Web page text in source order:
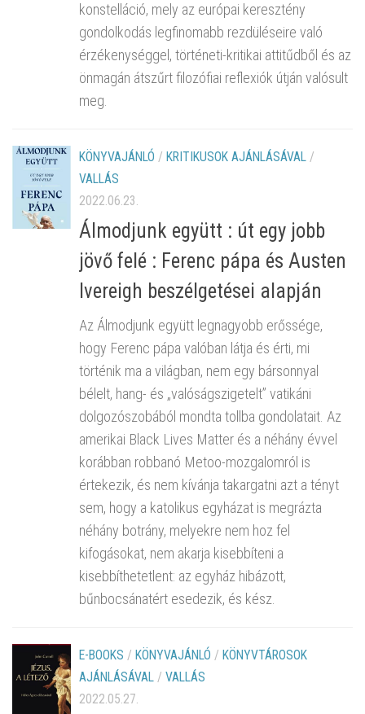
konstelláció, mely az európai keresztény
gondolkodás legfinomabb rezdüléseire való
érzékenységgel, történeti-kritikai attitűdből és az
önmagán átszűrt filozófiai reflexiók útján valósult
meg.
KÖNYVAJÁNLÓ / KRITIKUSOK AJÁNLÁSÁVAL /
VALLÁS
2022.06.23.
Álmodjunk együtt : út egy jobb
jövő felé : Ferenc pápa és Austen
Ivereigh beszélgetései alapján
Az Álmodjunk együtt legnagyobb erőssége,
hogy Ferenc pápa valóban látja és érti, mi
történik ma a világban, nem egy bársonnyal
bélelt, hang- és „valóságszigetelt” vatikáni
dolgozószobából mondta tollba gondolatait. Az
amerikai Black Lives Matter és a néhány évvel
korábban robbanó Metoo-mozgalomról is
értekezik, és nem kívánja takargatni azt a tényt
sem, hogy a katolikus egyházat is megrázta
néhány botrány, melyekre nem hoz fel
kifogásokat, nem akarja kisebbíteni a
kisebbíthetetlent: az egyház hibázott,
bűnbocsánatért esedezik, és kész.
E-BOOKS / KÖNYVAJÁNLÓ / KÖNYVTÁROSOK
AJÁNLÁSÁVAL / VALLÁS
2022.05.27.